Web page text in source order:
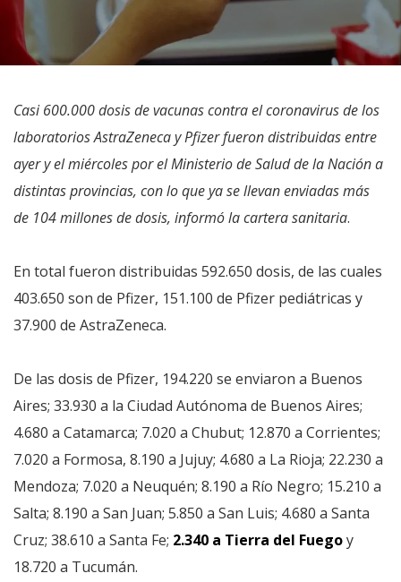
Casi 600.000 dosis de vacunas contra el coronavirus de los
laboratorios AstraZeneca y Pfizer fueron distribuidas entre
ayer y el miércoles por el Ministerio de Salud de la Nación a
distintas provincias, con lo que ya se llevan enviadas más
de 104 millones de dosis, informó la cartera sanitaria.
En total fueron distribuidas 592.650 dosis, de las cuales
403.650 son de Pfizer, 151.100 de Pfizer pediátricas y
37.900 de AstraZeneca.
De las dosis de Pfizer, 194.220 se enviaron a Buenos
Aires; 33.930 a la Ciudad Autónoma de Buenos Aires;
4.680 a Catamarca; 7.020 a Chubut; 12.870 a Corrientes;
7.020 a Formosa, 8.190 a Jujuy; 4.680 a La Rioja; 22.230 a
Mendoza; 7.020 a Neuquén; 8.190 a Río Negro; 15.210 a
Salta; 8.190 a San Juan; 5.850 a San Luis; 4.680 a Santa
Cruz; 38.610 a Santa Fe; 2.340 a Tierra del Fuegoy
18.720 a Tucumán.